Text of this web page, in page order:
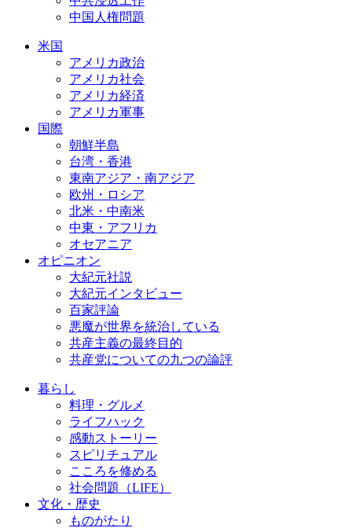
中国人権問題
米国
アメリカ政治
アメリカ社会
アメリカ経済
アメリカ軍事
国際
朝鮮半島
台湾・香港
東南アジア・南アジア
欧州・ロシア
北米・中南米
中東・アフリカ
オセアニア
オピニオン
大紀元社説
大紀元インタビュー
百家評論
悪魔が世界を統治している
共産主義の最終目的
共産党についての九つの論評
暮らし
料理・グルメ
ライフハック
感動ストーリー
スピリチュアル
こころを修める
社会問題（LIFE）
文化・歴史
ものがたり